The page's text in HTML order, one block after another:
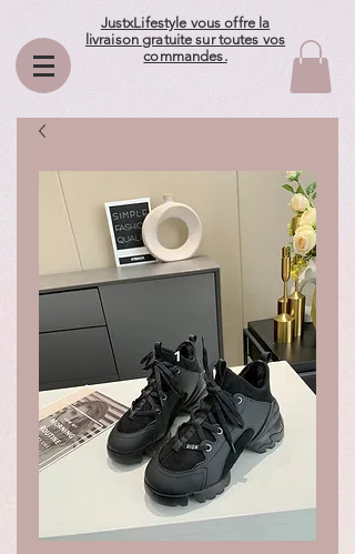
JustxLifestyle vous offre la
livraison gratuite sur toutes vos
commandes.